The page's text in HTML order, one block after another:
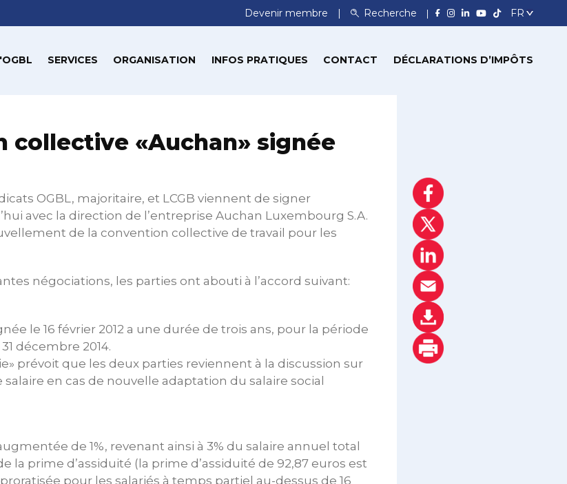
Devenir membre Recherche
SERVICES ORGANISATION INFOS PRATIQUES CONTACT DÉCLARATIONS D’IMPÔTS
collective «Auchan» signée
OGBL, majoritaire, et LCGB viennent de signer
avec la direction de l’entreprise Auchan Luxembourg S.A.
de la convention collective de travail pour les
négociations, les parties ont abouti à l’accord suivant:
le 16 février 2012 a une durée de trois ans, pour la période
décembre 2014.
prévoit que les deux parties reviennent à la discussion sur
salaire en cas de nouvelle adaptation du salaire social
de 1%, revenant ainsi à 3% du salaire annuel total
la prime d’assiduité (la prime d’assiduité de 92,87 euros est
pour les salariés à temps partiel au-dessus de 16